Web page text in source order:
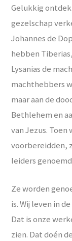
Gelukkig
gezelschap
Johannes de
hebben
Lysanias de
machthebbers
maar aan de
Bethlehem en
van Jezus.
voorbereidden,
leiders
Ze worden
is. Wij leven in
Dat is onze
zien. Dat doén